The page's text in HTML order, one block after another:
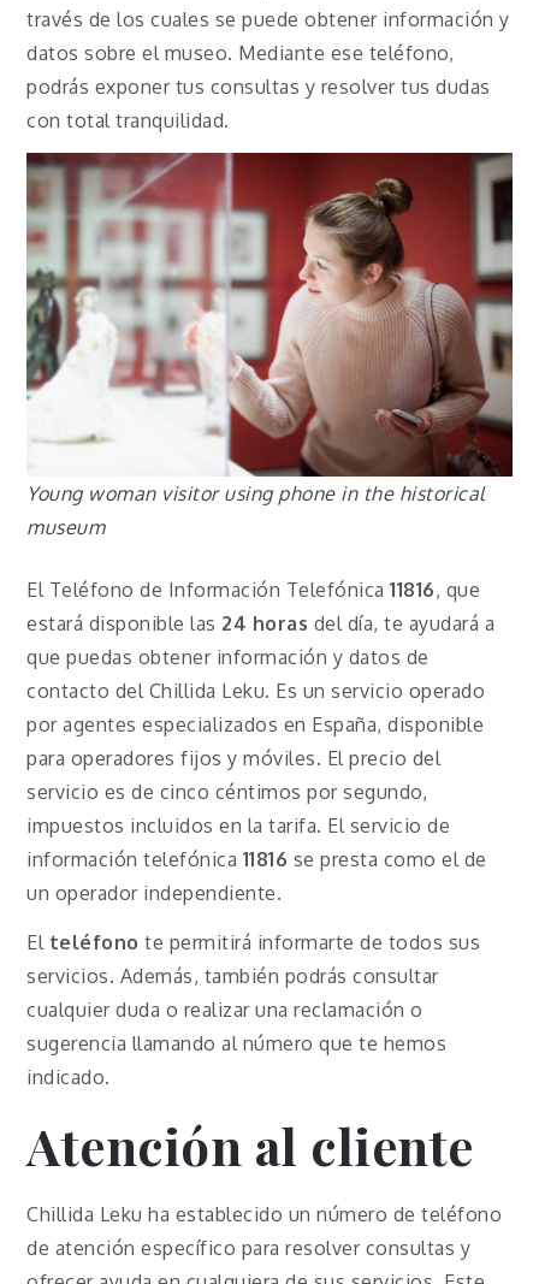
través de los cuales se puede obtener información y
datos sobre el museo. Mediante ese teléfono,
podrás exponer tus consultas y resolver tus dudas
con total tranquilidad.
Young woman visitor using phone in the historical
museum
El Teléfono de Información Telefónica11816, que
estará disponible las 24 horas del día, te ayudará a
que puedas obtener información y datos de
contacto del Chillida Leku. Es un servicio operado
por agentes especializados en España, disponible
para operadores fijos y móviles. El precio del
servicio es de cinco céntimos por segundo,
impuestos incluidos en la tarifa. El servicio de
información telefónica 11816 se presta como el de
un operador independiente.
El teléfono te permitirá informarte de todos sus
servicios. Además, también podrás consultar
cualquier duda o realizar una reclamación o
sugerencia llamando al número que te hemos
indicado.
Atención al cliente
Chillida Leku ha establecido un número de teléfono
de atención específico para resolver consultas y